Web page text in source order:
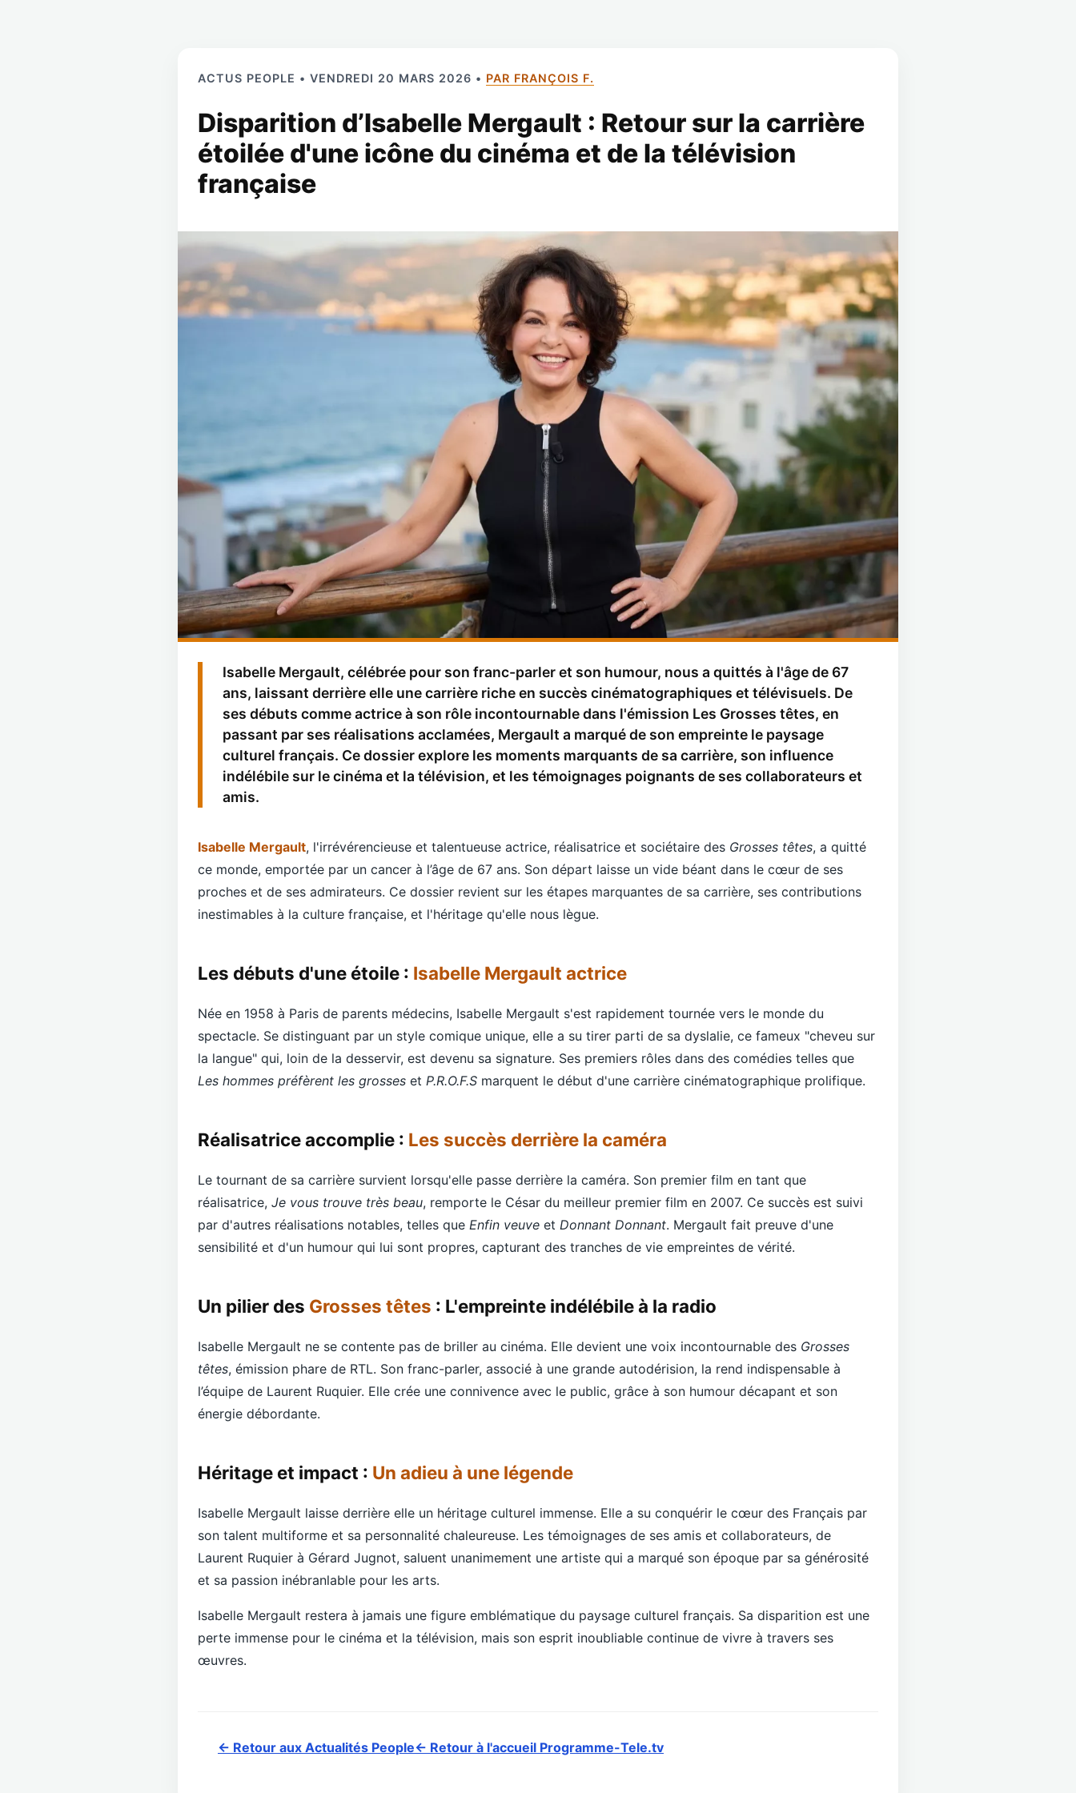
ACTUS PEOPLE • VENDREDI 20 MARS 2026 • PAR FRANÇOIS F.
Disparition d’Isabelle Mergault : Retour sur la carrière
étoilée d'une icône du cinéma et de la télévision
française
Isabelle Mergault, célébrée pour son franc-parler et son humour, nous a quittés à l'âge de 67
ans, laissant derrière elle une carrière riche en succès cinématographiques et télévisuels. De
ses débuts comme actrice à son rôle incontournable dans l'émission Les Grosses têtes, en
passant par ses réalisations acclamées, Mergault a marqué de son empreinte le paysage
culturel français. Ce dossier explore les moments marquants de sa carrière, son influence
indélébile sur le cinéma et la télévision, et les témoignages poignants de ses collaborateurs et
amis.
Isabelle Mergault, l'irrévérencieuse et talentueuse actrice, réalisatrice et sociétaire des Grosses têtes, a quitté
ce monde, emportée par un cancer à l’âge de 67 ans. Son départ laisse un vide béant dans le cœur de ses
proches et de ses admirateurs. Ce dossier revient sur les étapes marquantes de sa carrière, ses contributions
inestimables à la culture française, et l'héritage qu'elle nous lègue.
Les débuts d'une étoile : Isabelle Mergault actrice
Née en 1958 à Paris de parents médecins, Isabelle Mergault s'est rapidement tournée vers le monde du
spectacle. Se distinguant par un style comique unique, elle a su tirer parti de sa dyslalie, ce fameux "cheveu sur
la langue" qui, loin de la desservir, est devenu sa signature. Ses premiers rôles dans des comédies telles que
Les hommes préfèrent les grosses et P.R.O.F.S marquent le début d'une carrière cinématographique prolifique.
Réalisatrice accomplie : Les succès derrière la caméra
Le tournant de sa carrière survient lorsqu'elle passe derrière la caméra. Son premier film en tant que
réalisatrice, Je vous trouve très beau, remporte le César du meilleur premier film en 2007. Ce succès est suivi
par d'autres réalisations notables, telles que Enfin veuve et Donnant Donnant. Mergault fait preuve d'une
sensibilité et d'un humour qui lui sont propres, capturant des tranches de vie empreintes de vérité.
Un pilier des Grosses têtes : L'empreinte indélébile à la radio
Isabelle Mergault ne se contente pas de briller au cinéma. Elle devient une voix incontournable des Grosses
têtes, émission phare de RTL. Son franc-parler, associé à une grande autodérision, la rend indispensable à
l’équipe de Laurent Ruquier. Elle crée une connivence avec le public, grâce à son humour décapant et son
énergie débordante.
Héritage et impact : Un adieu à une légende
Isabelle Mergault laisse derrière elle un héritage culturel immense. Elle a su conquérir le cœur des Français par
son talent multiforme et sa personnalité chaleureuse. Les témoignages de ses amis et collaborateurs, de
Laurent Ruquier à Gérard Jugnot, saluent unanimement une artiste qui a marqué son époque par sa générosité
et sa passion inébranlable pour les arts.
Isabelle Mergault restera à jamais une figure emblématique du paysage culturel français. Sa disparition est une
perte immense pour le cinéma et la télévision, mais son esprit inoubliable continue de vivre à travers ses
œuvres.
← Retour aux Actualités People← Retour à l'accueil Programme-Tele.tv